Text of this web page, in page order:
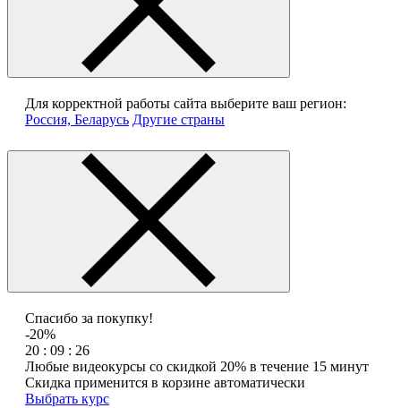
Для корректной работы сайта выберите ваш регион:
Россия, Беларусь Другие страны
Спасибо за покупку!
-20%
20 : 09 : 26
Любые видеокурсы со скидкой 20% в течение 15 минут
Скидка применится в корзине автоматически
Выбрать курс